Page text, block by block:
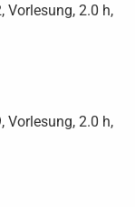
Vorlesung, 2.0 h,
Vorlesung, 2.0 h,